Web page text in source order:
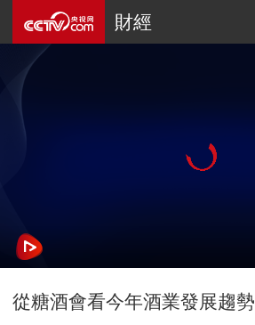
財經
從糖酒會看今年酒業發展趨勢